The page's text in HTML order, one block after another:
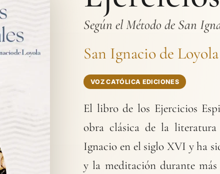
Según el Método de San
San Ignacio de Loyola
VOZ CATÓLICA EDICIONES
El libro de los Ejercicios
obra clásica de la
Ignacio en el siglo XVI y ha
y la meditación durante